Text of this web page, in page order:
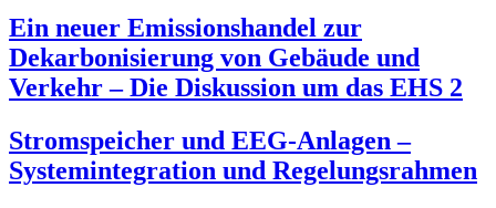
Ein neuer Emissionshandel zur
Dekarbonisierung von Gebäude und
Verkehr – Die Diskussion um das EHS 2
Stromspeicher und EEG-Anlagen –
Systemintegration und Regelungsrahmen